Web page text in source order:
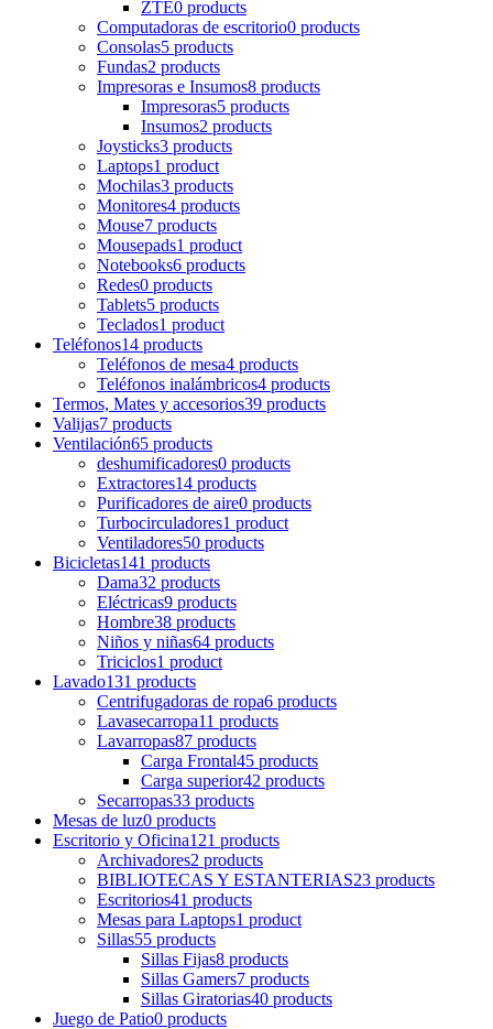
ZTE0 products
Computadoras de escritorio0 products
Consolas5 products
Fundas2 products
Impresoras e Insumos8 products
Impresoras5 products
Insumos2 products
Joysticks3 products
Laptops1 product
Mochilas3 products
Monitores4 products
Mouse7 products
Mousepads1 product
Notebooks6 products
Redes0 products
Tablets5 products
Teclados1 product
Teléfonos14 products
Teléfonos de mesa4 products
Teléfonos inalámbricos4 products
Termos, Mates y accesorios39 products
Valijas7 products
Ventilación65 products
deshumificadores0 products
Extractores14 products
Purificadores de aire0 products
Turbocirculadores1 product
Ventiladores50 products
Bicicletas141 products
Dama32 products
Eléctricas9 products
Hombre38 products
Niños y niñas64 products
Triciclos1 product
Lavado131 products
Centrifugadoras de ropa6 products
Lavasecarropa11 products
Lavarropas87 products
Carga Frontal45 products
Carga superior42 products
Secarropas33 products
Mesas de luz0 products
Escritorio y Oficina121 products
Archivadores2 products
BIBLIOTECAS Y ESTANTERIAS23 products
Escritorios41 products
Mesas para Laptops1 product
Sillas55 products
Sillas Fijas8 products
Sillas Gamers7 products
Sillas Giratorias40 products
Juego de Patio0 products